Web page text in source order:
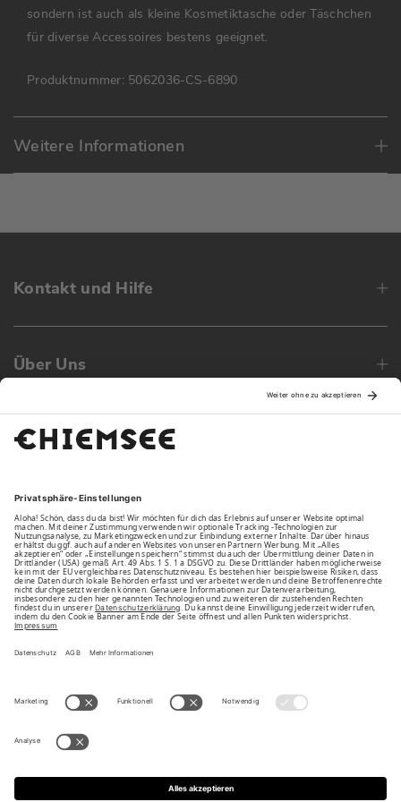
sondern ist auch als kleine Kosmetiktasche oder Täschchen
für diverse Accessoires bestens geeignet.
Produktnummer: 5062036-CS-6890
Weitere Informationen
Kontakt und Hilfe
Über Uns
Family
Unsere Vorteile
Unsere Partner